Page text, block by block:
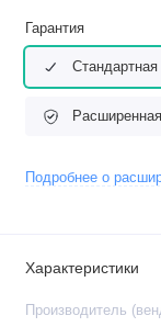
Гарантия
Стандартная
Подробнее о
Характеристики
Производитель